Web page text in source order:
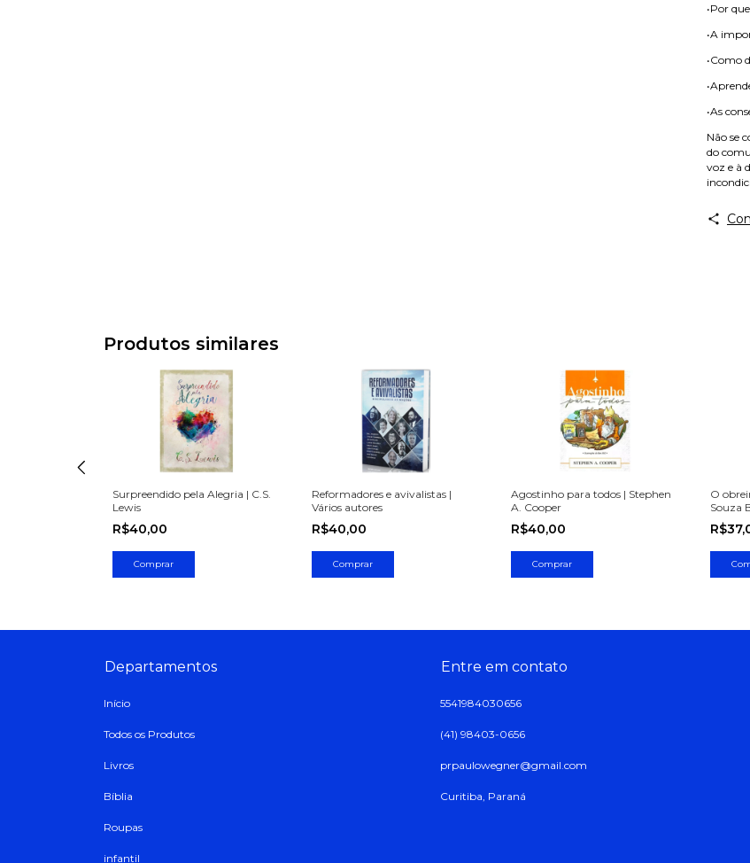
•Por
•A
•Como
•As
Não se
do
voz e à
Produtos similares
Surpreendido pela Alegria | C.S.
Lewis
R$40,00
Reformadores e avivalistas |
Vários autores
R$40,00
Agostinho para todos | Stephen
A. Cooper
R$40,00
O
Souza
Departamentos
Início
Todos os Produtos
Livros
Bíblia
Roupas
infantil
Entre em contato
5541984030656
(41) 98403-0656
prpaulowegner@gmail.com
Curitiba, Paraná